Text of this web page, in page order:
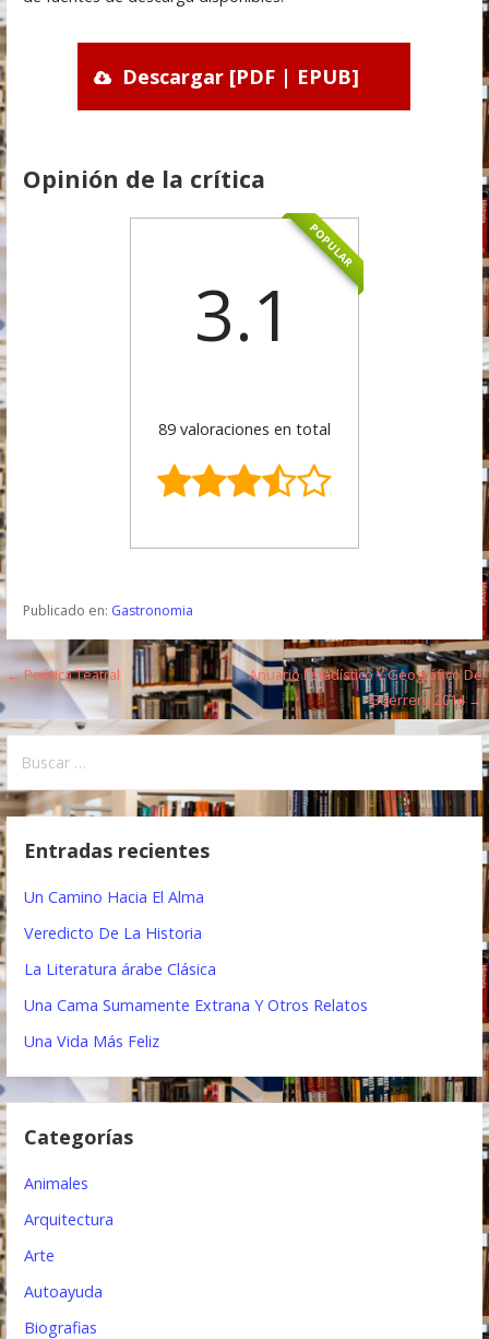
Descargar [PDF | EPUB]
Opinión de la crítica
POPULAR
3.1
89 valoraciones en total
Publicado en: Gastronomia
N
a
v
e
a
ó
n
d
n
← Poética Teatral
Anuario Estadístico Y Geográfico De
Guerrero 2014 →
s
Entradas recientes
Un Camino Hacia El Alma
Veredicto De La Historia
La Literatura árabe Clásica
Una Cama Sumamente Extrana Y Otros Relatos
Una Vida Más Feliz
Categorías
Animales
Arquitectura
Arte
Autoayuda
Biografias